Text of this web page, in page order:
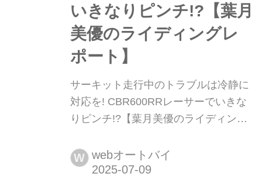
来る前...
いきなりピンチ!?【葉月
美優のライディングレ
ポート】
サーキット走行中のトラブルは冷静に
対応を! CBR600RRレーサーでいきな
りピンチ!?【葉月美優のライディング
に夏ですね。暑いけど、夏の深い緑の
景色と夜の雰囲気は大好きです。 前回
W webオートバイ